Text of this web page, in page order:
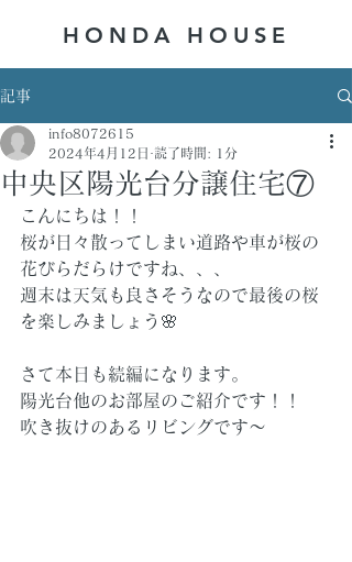
HONDA ​HOUSE
記事
中央区陽光台分譲住宅⑦
info8072615
2024年4月12日
読了時間: 1分
こんにちは！！
桜が日々散ってしまい道路や車が桜の
花びらだらけですね、、、
週末は天気も良さそうなので最後の桜
を楽しみましょう🌸
さて本日も続編になります。
陽光台他のお部屋のご紹介です！！
吹き抜けのあるリビングです～